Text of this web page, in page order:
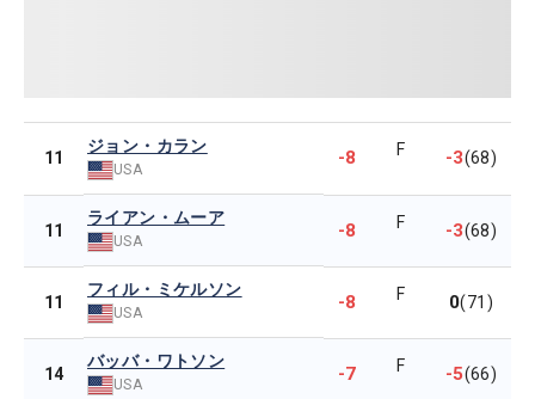
11
ジョン・カラン
USA
-8 F -3(68)
11
ライアン・ムーア
USA -8 F -3(68)
11
フィル・ミケルソン
USA -8 F 0(71)
14
バッバ・ワトソン
USA -7 F -5(66)